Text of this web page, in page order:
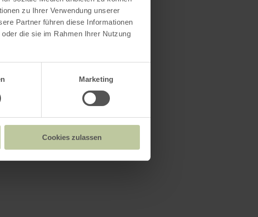
zu Ihrer Verwendung unserer
Partner führen diese Informationen
die sie im Rahmen Ihrer Nutzung
Marketing
Cookies zulassen